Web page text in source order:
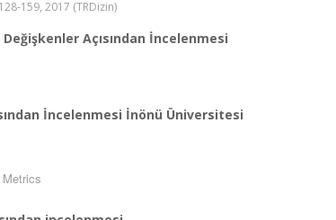
159, 2017 (TRDizin)
Açısından İncelenmesi
İncelenmesi İnönü Üniversitesi